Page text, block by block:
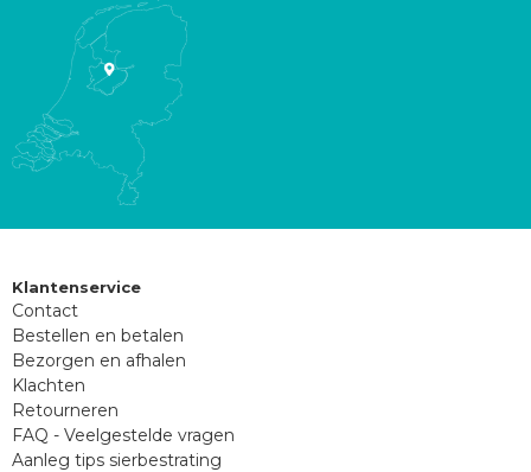
Klantenservice
Contact
Bestellen en betalen
Bezorgen en afhalen
Klachten
Retourneren
FAQ - Veelgestelde vragen
Aanleg tips sierbestrating